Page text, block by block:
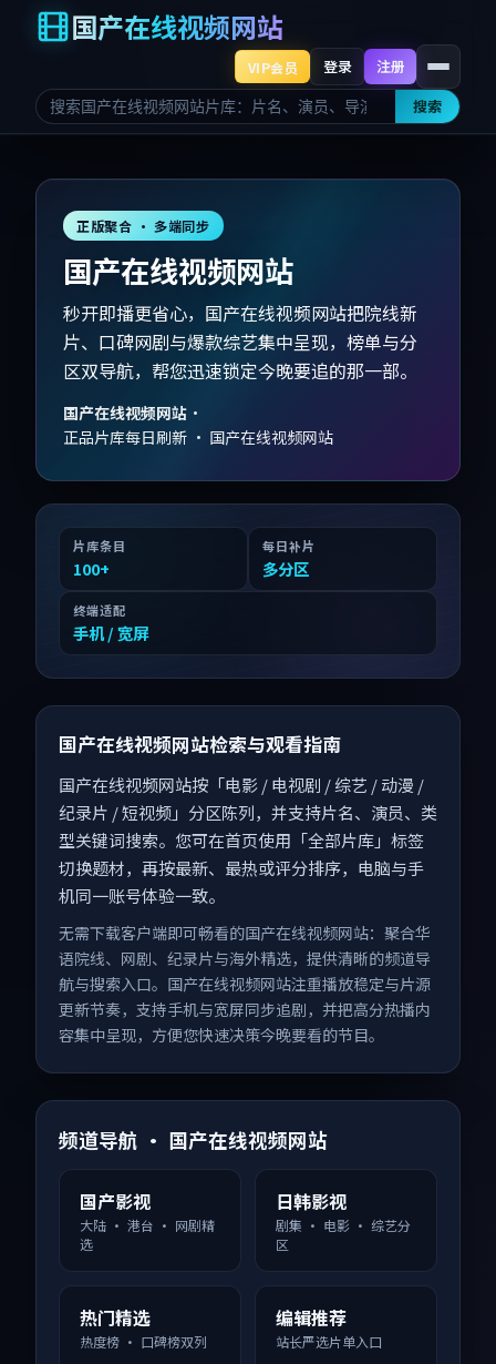
国产在线视频网站
搜索
VIP会员 登录 注册
正版聚合 · 多端同步
国产在线视频网站
秒开即播更省心，国产在线视频网站把院线新
片、口碑网剧与爆款综艺集中呈现，榜单与分
区双导航，帮您迅速锁定今晚要追的那一部。
国产在线视频网站 ·
正品片库每日刷新 · 国产在线视频网站
片库条目
100+
每日补片
多分区
终端适配
手机 / 宽屏
国产在线视频网站检索与观看指南
国产在线视频网站按「电影 / 电视剧 / 综艺 / 动漫 /
纪录片 / 短视频」分区陈列，并支持片名、演员、类
型关键词搜索。您可在首页使用「全部片库」标签
切换题材，再按最新、最热或评分排序，电脑与手
机同一账号体验一致。
无需下载客户端即可畅看的国产在线视频网站：聚合华
语院线、网剧、纪录片与海外精选，提供清晰的频道导
航与搜索入口。国产在线视频网站注重播放稳定与片源
更新节奏，支持手机与宽屏同步追剧，并把高分热播内
容集中呈现，方便您快速决策今晚要看的节目。
频道导航 · 国产在线视频网站
国产影视
大陆 · 港台 · 网剧精
选
日韩影视
剧集 · 电影 · 综艺分
区
热门精选
热度榜 · 口碑榜双列
编辑推荐
站长严选片单入口